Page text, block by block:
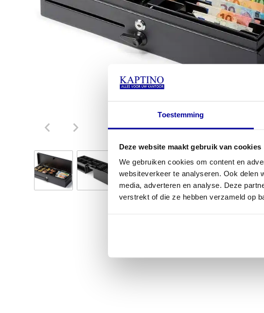
Toestemming
Deze website maakt gebruik van cookies
We gebruiken cookies om content en
websiteverkeer te analyseren. Ook delen
media, adverteren en analyse. Deze
verstrekt of die ze hebben verzameld op